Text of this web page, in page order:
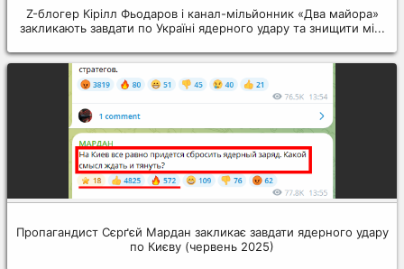
Z-блогер Кірілл Фьодаров і канал-мільйонник «Два майора»
закликають завдати по Україні ядерного удару та знищити мі...
Пропагандист Сєрґєй Мардан закликає завдати ядерного удару
по Києву (червень 2025)